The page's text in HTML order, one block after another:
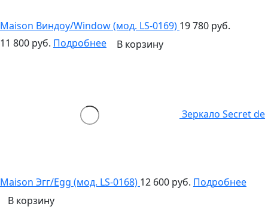
Maison Виндоу/Window (мод. LS-0169) 19 780 руб.
11 800 руб. Подробнее В корзину
Зеркало Secret de
Maison Эгг/Egg (мод. LS-0168) 12 600 руб. Подробнее
В корзину